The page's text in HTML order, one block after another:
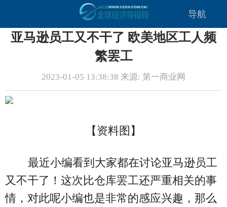
导航
亚马逊员工又不干了 欧美地区工人频
繁罢工
2023-01-05 13:38:38 来源: 第一商业网
【资料图】
最近小编看到大家都在讨论亚马逊员工
又不干了！这次比仓库罢工还严重相关的事
情，对此呢小编也是非常的感应兴趣，那么